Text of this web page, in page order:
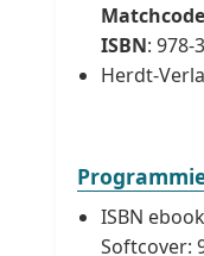
Matchcode
ISBN: 978-
Herdt-
ISBN
Softcover: